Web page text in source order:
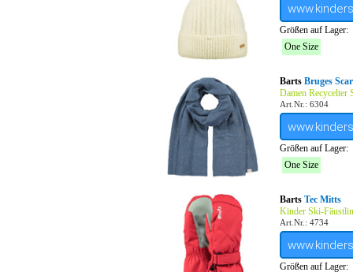
Größen auf Lager:
One Size
Barts Bruges
Damen Recycelter
Art.Nr.: 6304
Größen auf Lager:
One Size
Barts Tec Mitts
Kinder Ski-
Art.Nr.: 4734
Größen auf Lager: